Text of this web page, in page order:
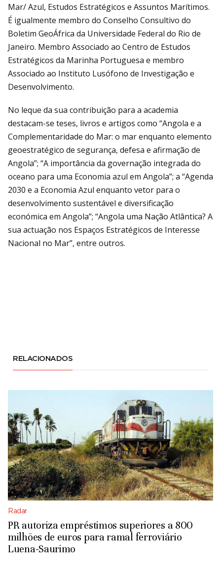
Mar/ Azul, Estudos Estratégicos e Assuntos Marítimos.
É igualmente membro do Conselho Consultivo do
Boletim GeoÁfrica da Universidade Federal do Rio de
Janeiro. Membro Associado ao Centro de Estudos
Estratégicos da Marinha Portuguesa e membro
Associado ao Instituto Lusófono de Investigação e
Desenvolvimento.
No leque da sua contribuição para a academia
destacam-se teses, livros e artigos como “Angola e a
Complementaridade do Mar: o mar enquanto elemento
geoestratégico de segurança, defesa e afirmação de
Angola”; “A importância da governação integrada do
oceano para uma Economia azul em Angola”; a “Agenda
2030 e a Economia Azul enquanto vetor para o
desenvolvimento sustentável e diversificação
económica em Angola”; “Angola uma Nação Atlântica? A
sua actuação nos Espaços Estratégicos de Interesse
Nacional no Mar”, entre outros.
RELACIONADOS
Radar
PR autoriza empréstimos superiores a 800
milhões de euros para ramal ferroviário
Luena-Saurimo